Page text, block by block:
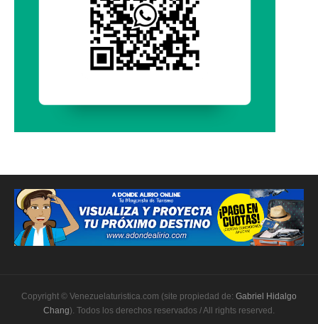
Copyright © Venezuelaturistica.com (site propiedad de: Gabriel Hidalgo
Chang). Todos los derechos reservados / All rights reserved.